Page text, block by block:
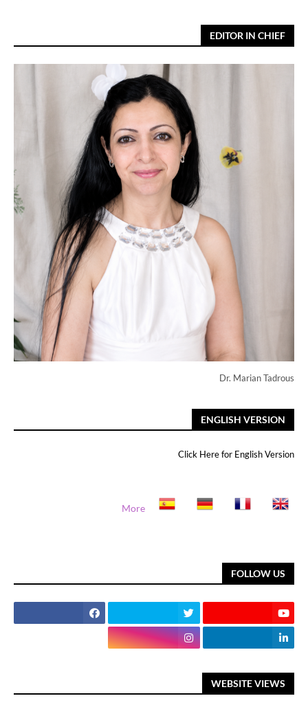
EDITOR IN CHIEF
Dr. Marian Tadrous
ENGLISH VERSION
Click Here for English Version
More
FOLLOW US
WEBSITE VIEWS